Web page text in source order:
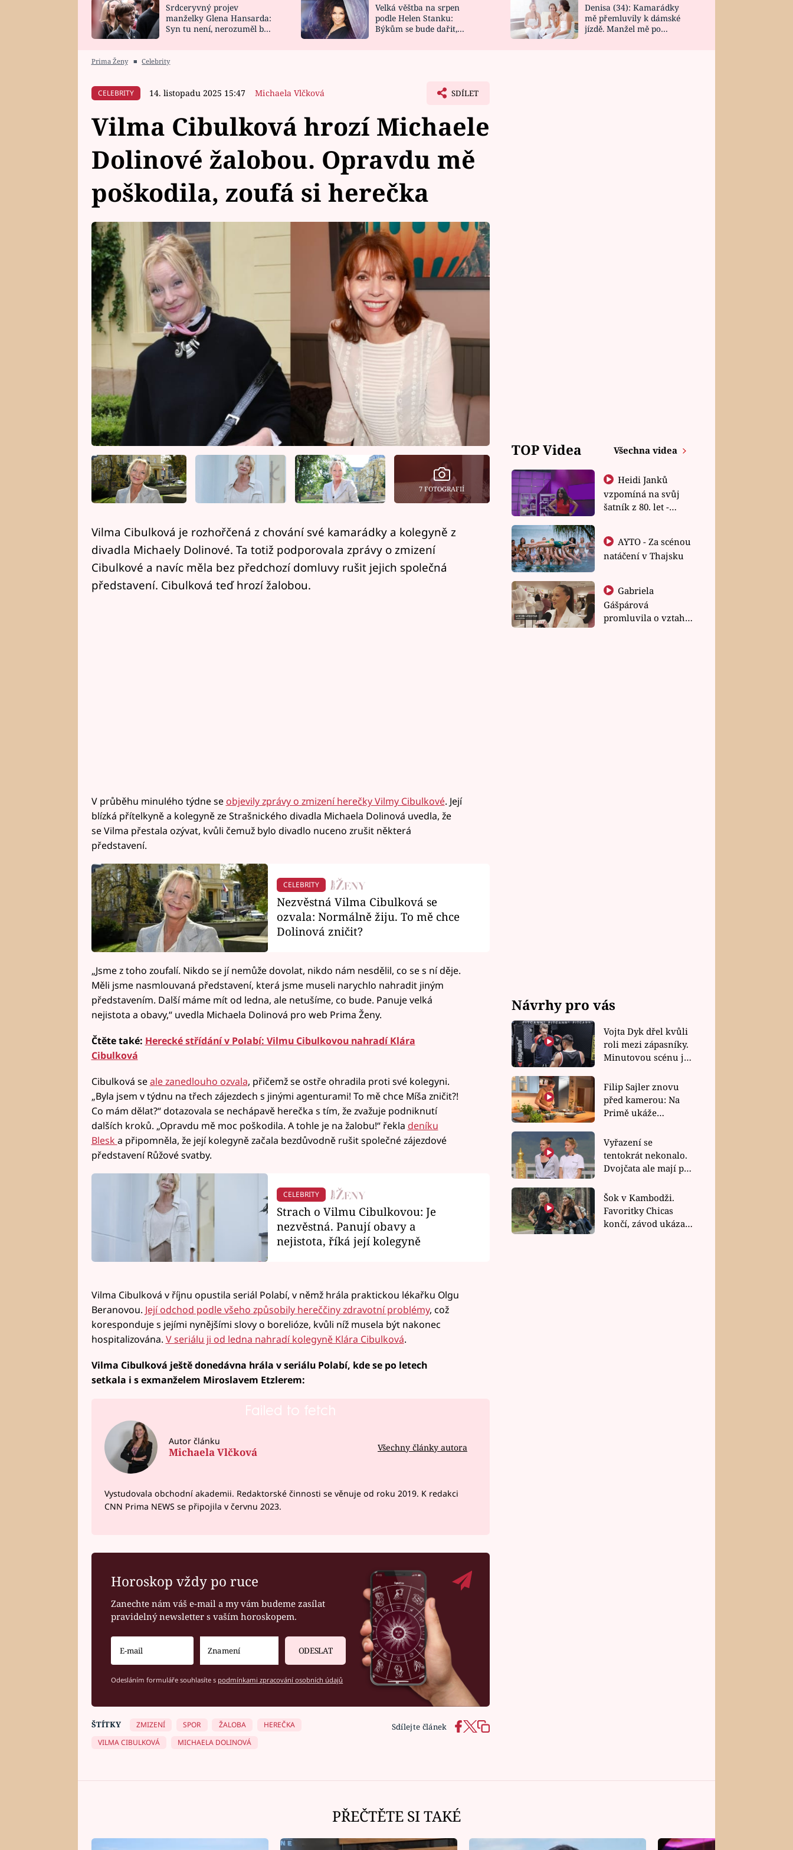
HOROSKOP NA
CELEBRITY
VAŘENÍ
NOVINKY
VIDEORECEPTY
DESIGN
Srdceryvný projev
manželky Glena Hansarda:
Syn tu není, nerozuměl by
Velká věštba na srpen
podle Helen Stanku:
Býkům se bude dařit,
Denisa (34): Kamarádky
mě přemluvily k dámské
jízdě. Manžel mě po
Prima Ženy ■ Celebrity
CELEBRITY 14. listopadu 2025 15:47 Michaela Vlčková SDÍLET
Vilma Cibulková hrozí Michaele
Dolinové žalobou. Opravdu mě
poškodila, zoufá si herečka
7 FOTOGRAFIÍ
Vilma Cibulková je rozhořčená z chování své kamarádky a kolegyně z
divadla Michaely Dolinové. Ta totiž podporovala zprávy o zmizení
Cibulkové a navíc měla bez předchozí domluvy rušit jejich společná
představení. Cibulková teď hrozí žalobou.
V průběhu minulého týdne se objevily zprávy o zmizení herečky Vilmy Cibulkové. Její
blízká přítelkyně a kolegyně ze Strašnického divadla Michaela Dolinová uvedla, že
se Vilma přestala ozývat, kvůli čemuž bylo divadlo nuceno zrušit některá
představení.
CELEBRITY
Nezvěstná Vilma Cibulková se
ozvala: Normálně žiju. To mě chce
Dolinová zničit?
„Jsme z toho zoufalí. Nikdo se jí nemůže dovolat, nikdo nám nesdělil, co se s ní děje.
Měli jsme nasmlouvaná představení, která jsme museli narychlo nahradit jiným
představením. Další máme mít od ledna, ale netušíme, co bude. Panuje velká
nejistota a obavy,“ uvedla Michaela Dolinová pro web Prima Ženy.
Čtěte také: Herecké střídání v Polabí: Vilmu Cibulkovou nahradí Klára
Cibulková
Cibulková seale zanedlouho ozvala, přičemž se ostře ohradila proti své kolegyni.
„Byla jsem v týdnu na třech zájezdech s jinými agenturami! To mě chce Míša zničit?!
Co mám dělat?“ dotazovala se nechápavě herečka s tím, že zvažuje podniknutí
dalších kroků. „Opravdu mě moc poškodila. A tohle je na žalobu!“ řekla deníku
Blesk a připomněla, že její kolegyně začala bezdůvodně rušit společné zájezdové
představení Růžové svatby.
CELEBRITY
Strach o Vilmu Cibulkovou: Je
nezvěstná. Panují obavy a
nejistota, říká její kolegyně
Vilma Cibulková v říjnu opustila seriál Polabí, v němž hrála praktickou lékařku Olgu
Beranovou. Její odchod podle všeho způsobily hereččiny zdravotní problémy, což
koresponduje s jejími nynějšími slovy o borelióze, kvůli níž musela být nakonec
hospitalizována. V seriálu ji od ledna nahradí kolegyně Klára Cibulková.
Vilma Cibulková ještě donedávna hrála v seriálu Polabí, kde se po letech
setkala i s exmanželem Miroslavem Etzlerem:
Failed to fetch
Autor článku
Michaela Vlčková Všechny články autora
Vystudovala obchodní akademii. Redaktorské činnosti se věnuje od roku 2019. K redakci
CNN Prima NEWS se připojila v červnu 2023.
Horoskop vždy po ruce
Zanechte nám váš e-mail a my vám budeme zasílat
pravidelný newsletter s vaším horoskopem.
ODESLAT
Odesláním formuláře souhlasíte s podmínkami zpracování osobních údajů
Sdílejte článek
ŠTÍTKY ZMIZENÍ SPOR ŽALOBA
HEREČKA
VILMA CIBULKOVÁ
MICHAELA DOLINOVÁ
TOP Videa Všechna videa
Heidi Janků
vzpomíná na svůj
šatník z 80. let -
natáčení v Thajsku
Gabriela
Gášpárová
promluvila o vztahu
Návrhy pro vás
Vojta Dyk dřel kvůli
roli mezi zápasníky.
Minutovou scénu jel
Filip Sajler znovu
před kamerou: Na
Primě ukáže
rychlé recepty
Vyřazení se
tentokrát nekonalo.
Dvojčata ale mají po
závodu nůž na krku
Šok v Kambodži.
Favoritky Chicas
končí, závod ukázal
PŘEČTĚTE SI TAKÉ